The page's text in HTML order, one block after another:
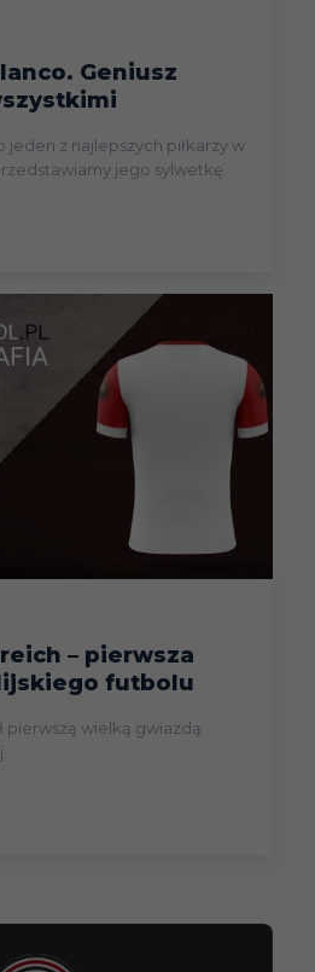
Geniusz
z najlepszych piłkarzy w
jego sylwetkę.
– pierwsza
futbolu
pierwszą wielką gwiazdą